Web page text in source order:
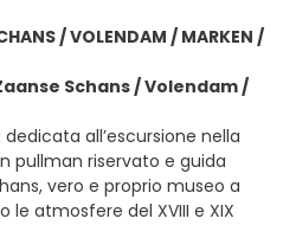
/ VOLENDAM / MARKEN /
Schans / Volendam /
all’escursione nella
pullman riservato e guida
vero e proprio museo a
le atmosfere del XVIII e XIX